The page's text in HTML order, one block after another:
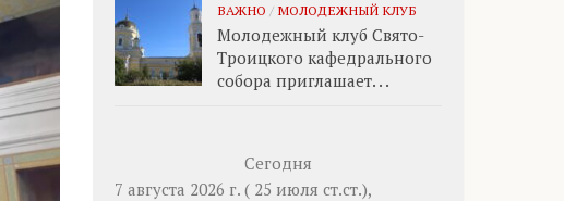
ВАЖНО / МОЛОДЕЖНЫЙ КЛУБ
Молодежный клуб Свято-
Троицкого кафедрального
собора приглашает. . .
Сегодня
7 августа 2026 г. ( 25 июля ст.ст.),